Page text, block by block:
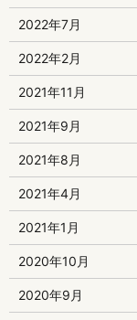
2022年7月
2022年2月
2021年11月
2021年9月
2021年8月
2021年4月
2021年1月
2020年10月
2020年9月